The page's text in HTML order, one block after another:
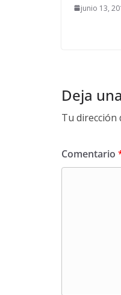
junio 13,
Deja
Tu dirección
Comentario